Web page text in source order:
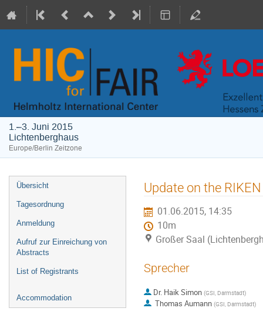
1.–3. Juni 2015
Lichtenberghaus
Europe/Berlin Zeitzone
Veranstaltungsmenü
Übersicht
Tagesordnung
Anmeldung
Aufruf zur Einreichung von
Abstracts
List of Registrants
Accommodation
Update on the
01.06.2015, 14:35
10m
Großer Saal
Sprecher
Dr. Haik Simon (GSI, Darmstadt)
Thomas Aumann (GSI, Darmstadt)